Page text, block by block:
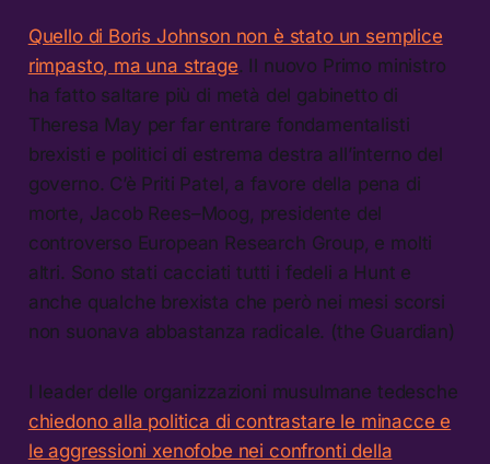
Quello di Boris Johnson non è stato un semplice
rimpasto, ma una strage. Il nuovo Primo ministro
ha fatto saltare più di metà del gabinetto di
Theresa May per far entrare fondamentalisti
brexisti e politici di estrema destra all’interno del
governo. C’è Priti Patel, a favore della pena di
morte, Jacob Rees–Moog, presidente del
controverso European Research Group, e molti
altri. Sono stati cacciati tutti i fedeli a Hunt e
anche qualche brexista che però nei mesi scorsi
non suonava abbastanza radicale. (the Guardian)
I leader delle organizzazioni musulmane tedesche
chiedono alla politica di contrastare le minacce e
le aggressioni xenofobe nei confronti della